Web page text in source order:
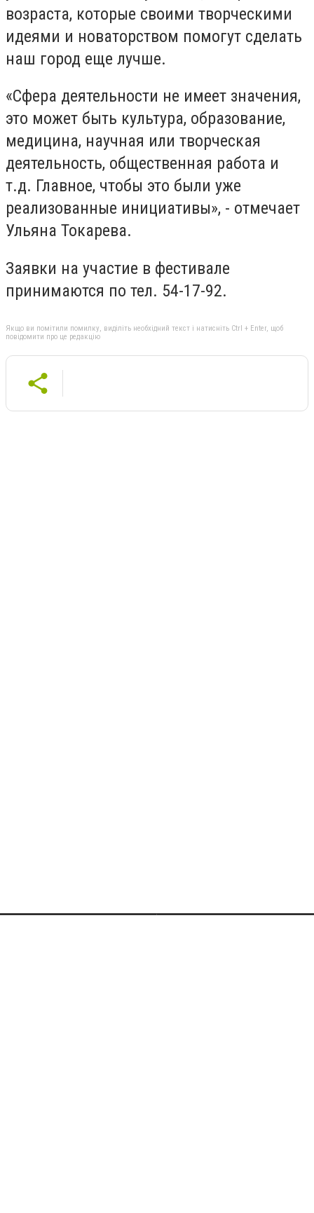
возраста, которые своими творческими
идеями и новаторством помогут сделать
наш город еще лучше.
«Сфера деятельности не имеет значения,
это может быть культура, образование,
медицина, научная или творческая
деятельность, общественная работа и
т.д. Главное, чтобы это были уже
реализованные инициативы», - отмечает
Ульяна Токарева.
Заявки на участие в фестивале
принимаются по тел. 54-17-92.
Якщо ви помітили помилку, виділіть необхідний текст і натисніть Ctrl + Enter, щоб
повідомити про це редакцію